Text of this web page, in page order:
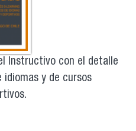
Instructivo con el detalle
y de cursos